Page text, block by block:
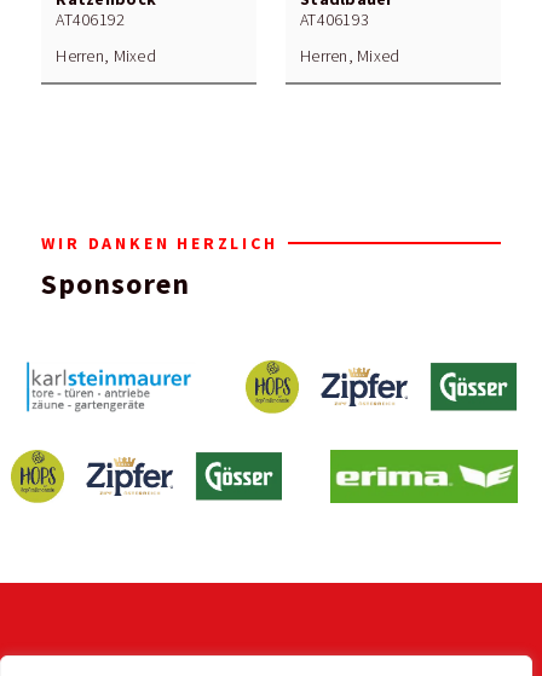
AT406192
Herren, Mixed
AT406193
Herren, Mixed
WIR DANKEN HERZLICH
Sponsoren